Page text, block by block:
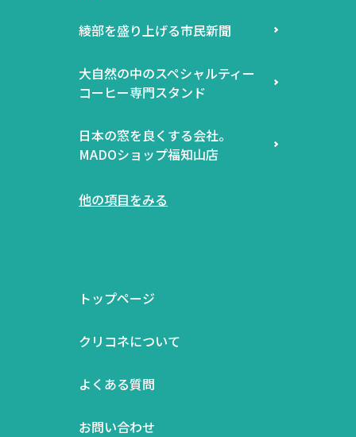
綾部を盛り上げる市民新聞
大自然の中のスペシャルティー
コーヒー専門スタンド
日本の窓を良くする会社。
MADOショップ福知山店
他の項目をみる
トップページ
クリコネについて
よくある質問
お問い合わせ